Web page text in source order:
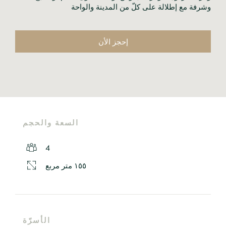
وشرفة مع إطلالة على كلّ من المدينة والواحة
إحجز الأن
السعة والحجم
4
١٥٥ متر مربع
الأسرّة